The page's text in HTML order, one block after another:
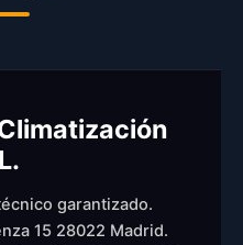
garantizado.
15 28022 Madrid.